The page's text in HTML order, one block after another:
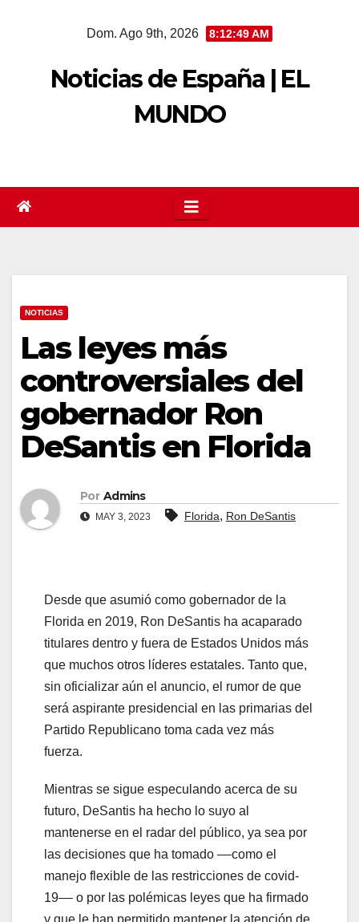
Dom. Ago 9th, 2026 8:12:50 AM
Noticias de España | EL
MUNDO
NOTICIAS
Las leyes más
controversiales del
gobernador Ron
DeSantis en Florida
Por Admins
MAY 3, 2023 Florida, Ron DeSantis
Desde que asumió como gobernador de la
Florida en 2019, Ron DeSantis ha acaparado
titulares dentro y fuera de Estados Unidos más
que muchos otros líderes estatales. Tanto que,
sin oficializar aún el anuncio, el rumor de que
será aspirante presidencial en las primarias del
Partido Republicano toma cada vez más
fuerza.
Mientras se sigue especulando acerca de su
futuro, DeSantis ha hecho lo suyo al
mantenerse en el radar del público, ya sea por
las decisiones que ha tomado ––como el
manejo flexible de las restricciones de covid-
19–– o por las polémicas leyes que ha firmado